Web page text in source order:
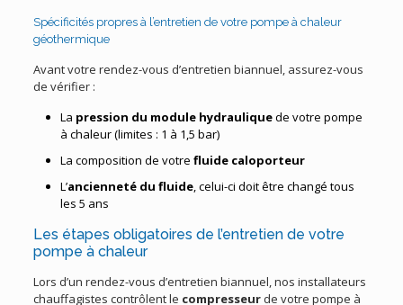
Spécificités propres à l’entretien de votre pompe à chaleur
géothermique
Avant votre rendez-vous d’entretien biannuel, assurez-vous
de vérifier :
La pression du module hydrauliquede votre pompe
à chaleur (limites : 1 à 1,5 bar)
La composition de votre fluide caloporteur
L’ancienneté du fluide, celui-ci doit être changé tous
les 5 ans
Les étapes obligatoires de l’entretien de votre
pompe à chaleur
Lors d’un rendez-vous d’entretien biannuel, nos installateurs
chauffagistes contrôlent le compresseurde votre pompe à